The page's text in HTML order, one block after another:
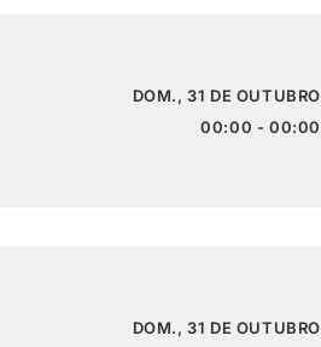
DOM., 31 DE OUTUBRO
00:00 - 00:00
DOM., 31 DE OUTUBRO